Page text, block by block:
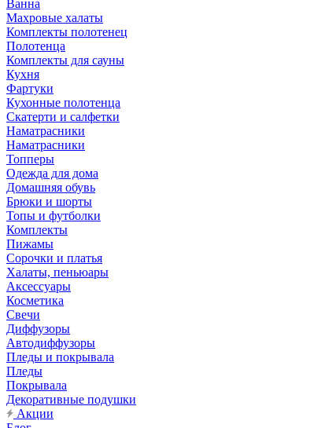
Ванна
Махровые халаты
Комплекты полотенец
Полотенца
Комплекты для сауны
Кухня
Фартуки
Кухонные полотенца
Скатерти и салфетки
Наматрасники
Наматрасники
Топперы
Одежда для дома
Домашняя обувь
Брюки и шорты
Топы и футболки
Комплекты
Пижамы
Сорочки и платья
Халаты, пеньюары
Аксессуары
Косметика
Свечи
Диффузоры
Автодиффузоры
Пледы и покрывала
Пледы
Покрывала
Декоративные подушки
Акции